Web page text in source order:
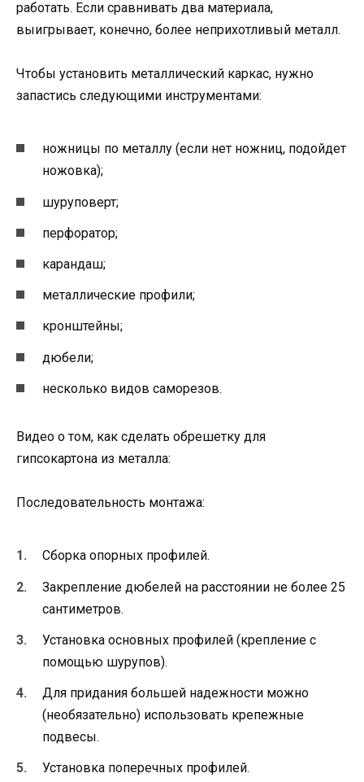
работать. Если сравнивать два материала,
выигрывает, конечно, более неприхотливый металл.
Чтобы установить металлический каркас, нужно
запастись следующими инструментами:
ножницы по металлу (если нет ножниц, подойдет
ножовка);
шуруповерт;
перфоратор;
карандаш;
металлические профили;
кронштейны;
дюбели;
несколько видов саморезов.
Видео о том, как сделать обрешетку для
гипсокартона из металла:
Последовательность монтажа:
Сборка опорных профилей.
Закрепление дюбелей на расстоянии не более 25
сантиметров.
Установка основных профилей (крепление с
помощью шурупов).
Для придания большей надежности можно
(необязательно) использовать крепежные
подвесы.
Установка поперечных профилей.